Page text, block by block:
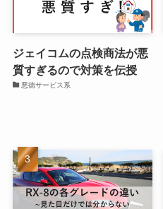
ジェイコムの点検商法が悪
質すぎるので対策を伝授
悪徳サービス系